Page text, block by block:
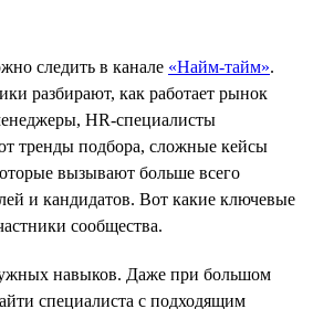
следить в канале «Найм-тайм».
разбирают, как работает рынок
HR-специалисты
тренды подбора, сложные кейсы
вызывают больше всего
и кандидатов. Вот какие ключевые
сообщества.
навыков. Даже при большом
специалиста с подходящим